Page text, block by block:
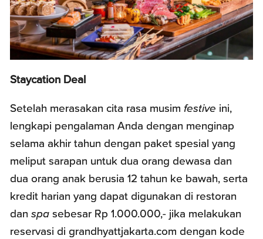
Staycation Deal
Setelah merasakan cita rasa musimfestive ini,
lengkapi pengalaman Anda dengan menginap
selama akhir tahun dengan paket spesial yang
meliput sarapan untuk dua orang dewasa dan
dua orang anak berusia 12 tahun ke bawah, serta
kredit harian yang dapat digunakan di restoran
danspa sebesar Rp 1.000.000,- jika melakukan
reservasi di grandhyattjakarta.com dengan kode